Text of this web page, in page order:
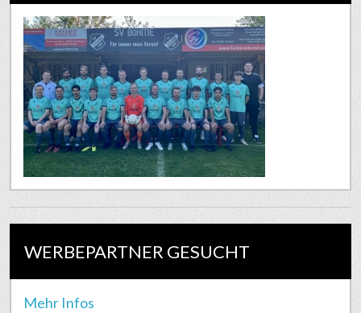
WERBEPARTNER GESUCHT
Mehr Infos